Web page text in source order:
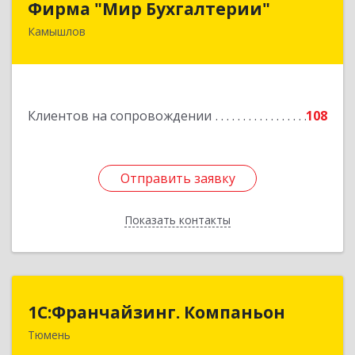
Фирма "Мир Бухгалтерии"
Камышлов
Клиентов на сопровождении 108
Отправить заявку
Показать контакты
624860, Свердловская обл, Камышлов г,
Отправить заявку
Назад
1С:Франчайзинг. Компаньон
Тюмень
1С:Франчайзинг. Компаньон